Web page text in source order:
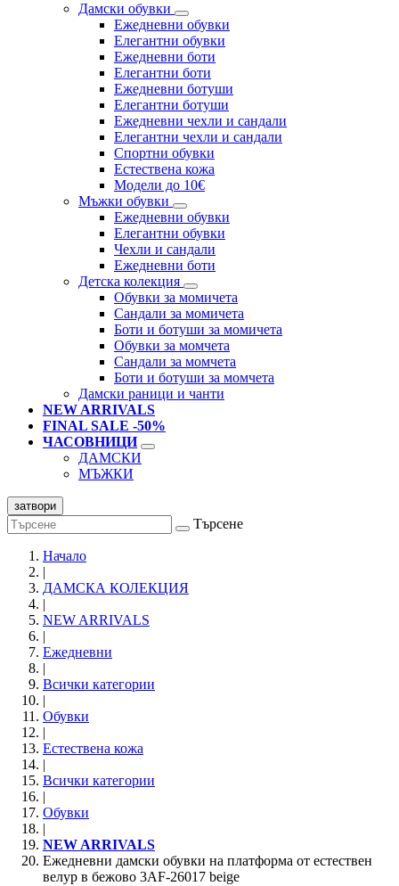
Дамски обувки
Eжедневни обувки
Eлегантни обувки
Eжедневни боти
Eлегантни боти
Eжедневни ботуши
Eлегантни ботуши
Ежедневни чехли и сандали
Елегантни чехли и сандали
Спортни обувки
Естествена кожа
Модели до 10€
Мъжки обувки
Ежедневни обувки
Елегантни обувки
Чехли и сандали
Ежедневни боти
Детска колекция
Обувки за момичета
Сандали за момичета
Боти и ботуши за момичета
Обувки за момчета
Сандали за момчета
Боти и ботуши за момчета
Дамски раници и чанти
NEW ARRIVALS
FINAL SALE -50%
ЧАСОВНИЦИ
ДАМСКИ
МЪЖКИ
затвори
Търсене
Начало
|
ДАМСКА КОЛЕКЦИЯ
|
NEW ARRIVALS
|
Ежедневни
|
Всички категории
|
Обувки
|
Естествена кожа
|
Всички категории
|
Обувки
|
NEW ARRIVALS
Ежедневни дамски обувки на платформа от естествен
велур в бежово 3AF-26017 beige